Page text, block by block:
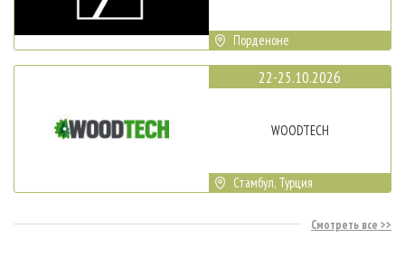
Порденоне
22-25.10.2026
WOODTECH
Стамбул, Турция
Смотреть все